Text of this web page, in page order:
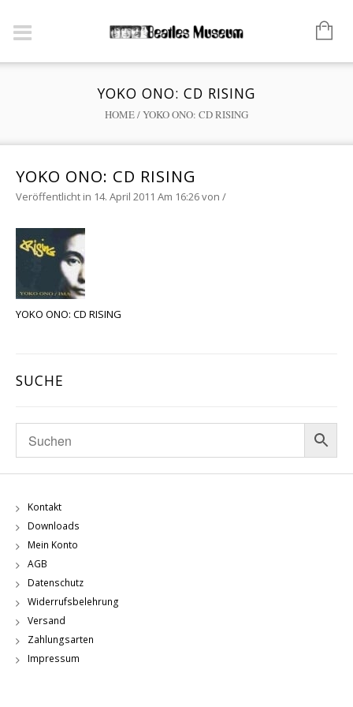
YOKO ONO: CD RISING
HOME/YOKO ONO: CD RISING
YOKO ONO: CD RISING
Veröffentlicht in 14. April 2011 Am 16:26von /
YOKO ONO: CD RISING
SUCHE
Kontakt
Downloads
Mein Konto
AGB
Datenschutz
Widerrufsbelehrung
Versand
Zahlungsarten
Impressum